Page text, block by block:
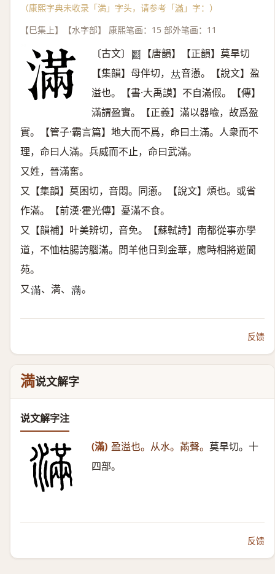
（康熙字典未收录「満」字头，请参考「滿 」字：）
【巳集上】【水字部】 康熙笔画：15 部外笔画：11
〔古文〕 𡈪
【唐韻】【正韻】莫旱切
【集韻】母伴切， 𠀤音懣。【說文】盈
溢也。【書·大禹謨】不自滿假。【傳】
滿謂盈實。【正義】滿以器喩，故爲盈
實。【管子·霸言篇】地大而不爲，命曰土滿。人衆而不
理，命曰人滿。兵威而不止，命曰武滿。
又姓，晉滿奮。
又【集韻】莫困切，音悶。同懣。【說文】煩也。或省
作滿。【前漢·霍光傳】憂滿不食。
又【韻補】叶美辨切，音免。【蘇軾詩】南都從事亦學
道，不恤枯腸誇腦滿。問羊他日到金華，應時相將遊閬
苑。
又𣼛 、満、 𣺏 。
反馈
満说文解字
说文解字注
(滿) 盈溢也。从水。㒼聲。 莫旱切。十
四部。
反馈